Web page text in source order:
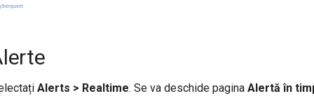
Alerts > Realtime. Se va deschide pagina Alertă în